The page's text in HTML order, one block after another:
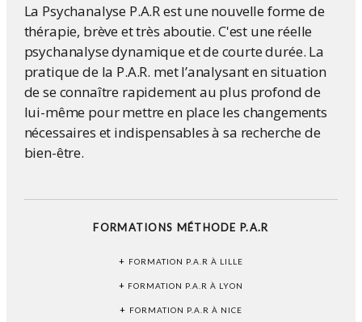
La Psychanalyse P.A.R est une nouvelle forme de
thérapie, brève et très aboutie. C'est une réelle
psychanalyse dynamique et de courte durée. La
pratique de la P.A.R. met l’analysant en situation
de se connaître rapidement au plus profond de
lui-même pour mettre en place les changements
nécessaires et indispensables à sa recherche de
bien-être.
FORMATIONS MÉTHODE P.A.R
+ FORMATION P.A.R À LILLE
+ FORMATION P.A.RÀ LYON
+ FORMATION P.A.R À NICE